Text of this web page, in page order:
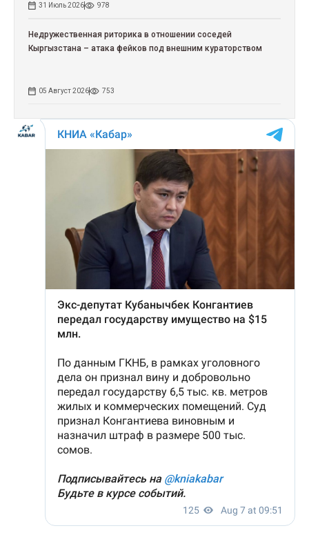
31 Июль 2026 978
Недружественная риторика в отношении соседей
Кыргызстана – атака фейков под внешним кураторством
05 Август 2026 753